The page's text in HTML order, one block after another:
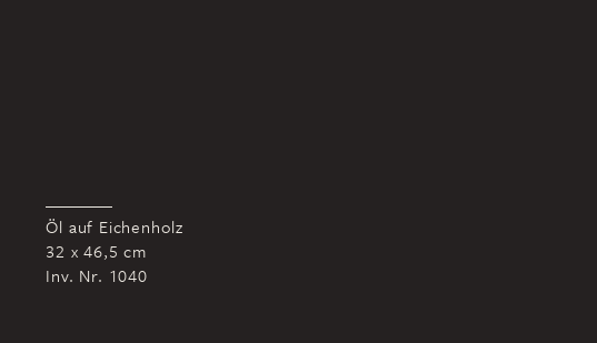
Öl auf Eichenholz
32 x 46,5 cm
Inv. Nr. 1040